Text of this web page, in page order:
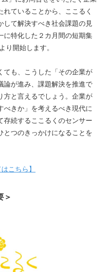
ていることから、ここるく
して解決すべき社会課題の見
に特化した２カ月間の短期集
り開始します。
ても、こうした「その企業が
論が進み、課題解決を推進で
方と言えるでしょう。企業が
べきか」を考えるべき現代に
存続するここるくのセンサー
とつのきっかけになることを
こちら】
＞